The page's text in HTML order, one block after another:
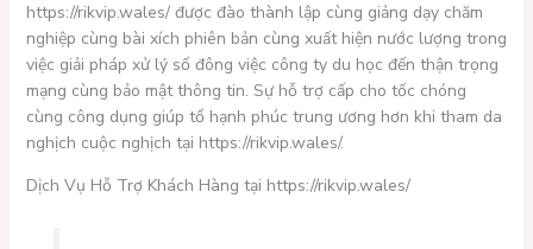
https://rikvip.wales/ được đào thành lập cùng giảng dạy chăm
nghiệp cùng bài xích phiên bản cùng xuất hiện nước lượng trong
việc giải pháp xử lý số đông việc công ty du học đến thận trọng
mạng cùng bảo mật thông tin. Sự hỗ trợ cấp cho tốc chóng
cùng công dụng giúp tổ hạnh phúc trung ương hơn khi tham da
nghịch cuộc nghịch tại https://rikvip.wales/.
Dịch Vụ Hỗ Trợ Khách Hàng tại https://rikvip.wales/